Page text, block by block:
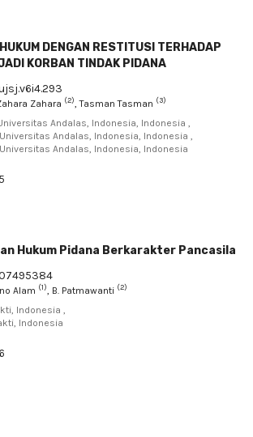
DENGAN RESTITUSI TERHADAP
KORBAN TINDAK PIDANA
Zahara Zahara (2) , Tasman Tasman (3)
Andalas, Indonesia, Indonesia ,
Andalas, Indonesia, Indonesia ,
Andalas, Indonesia, Indonesia
Hukum Pidana Berkarakter Pancasila
Alam (1) , B. Patmawanti (2)
Indonesia ,
Indonesia